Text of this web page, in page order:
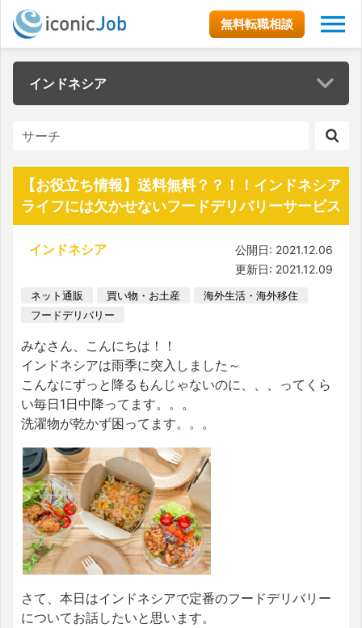
無料転職相談
インドネシア
【お役立ち情報】送料無料？？！！インドネシア
ライフには欠かせないフードデリバリーサービス
インドネシア
公開日: 2021.12.06
更新日: 2021.12.09
ネット通販 買い物・お土産
海外生活・海外移住
フードデリバリー
みなさん、こんにちは！！
インドネシアは雨季に突入しました～
こんなにずっと降るもんじゃないのに、、、ってくら
い毎日1日中降ってます。。。
洗濯物が乾かず困ってます。。。
さて、本日はインドネシアで定番のフードデリバリー
についてお話したいと思います。